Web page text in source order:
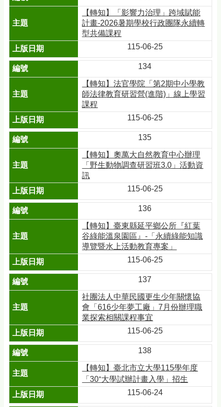
【轉知】「影響力治理」跨域賦能
計畫-2026暑期學校行政團隊永續轉
型共備課程
115-06-25
134
【轉知】法官學院「第2期中小學教
師法律教育研習營(進階)」線上學習
課程
115-06-25
135
【轉知】奧萬大自然教育中心辦理
「野生動物調查研習班3.0」活動資
訊
115-06-25
136
【轉知】臺東縣延平鄉公所『紅葉
谷綠能溫泉園區』-「永續綠能知識
導覽暨水上活動教育專案」
115-06-25
137
社團法人中華民國更生少年關懷協
會「616少年夢工廠」7月份辦理職
業探索相關課程事宜
115-06-25
138
【轉知】臺北市立大學115學年度
「30⁺大學試辦計畫入學」招生
115-06-24